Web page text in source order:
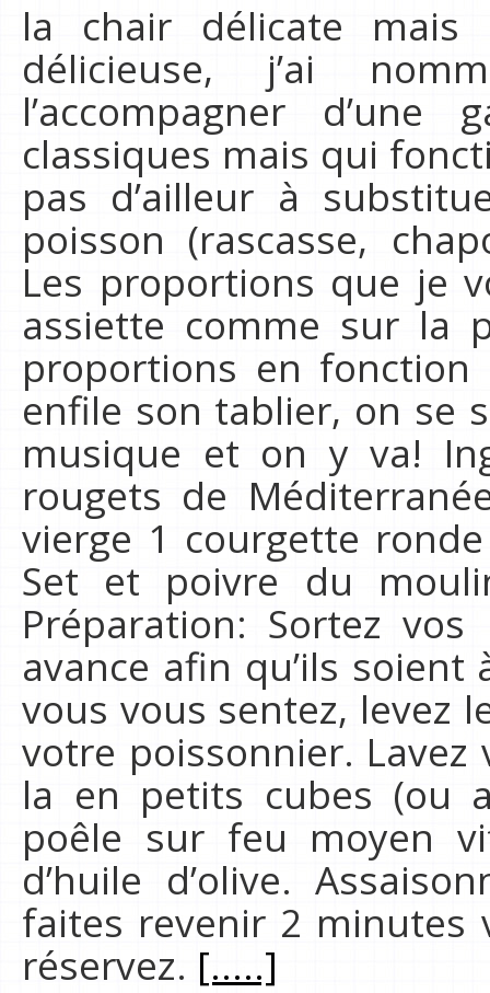
la chair délicate mais
délicieuse, j’ai
l’accompagner
classiques mais qui
pas d’ailleur à
poisson (rascasse,
Les proportions que je
assiette comme sur la
proportions en
enfile son tablier, on se
musique et on y va!
rougets de
vierge 1 courgette
Set et poivre du
Préparation: Sortez
avance afin qu’ils
vous vous sentez, levez
votre poissonnier.
la en petits cubes (ou
poêle sur feu moyen
d’huile d’olive.
faites revenir 2 minutes
réservez. [.....]